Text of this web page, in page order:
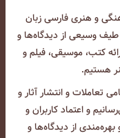
و هنری فارسی زبان
وسیعی از دیدگاه‌ها و
کتب، موسیقی، فیلم و
هستیم.
تعاملات و انتشار آثار و
و اعتماد کاربران و
از دیدگاه‌ها و